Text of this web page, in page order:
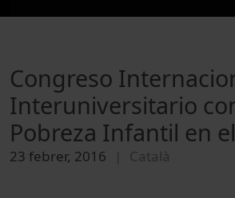
Congreso
Interuniversitario
Pobreza Infantil en
23 febrer, 2016 Català